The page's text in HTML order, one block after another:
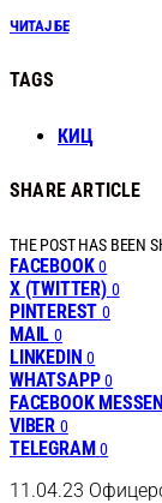
ЧИТАЈ БЕ
TAGS
КИЦ
SHARE ARTICLE
THE POST HAS BEEN
FACEBOOK 0
X (TWITTER) 0
PINTEREST 0
MAIL 0
LINKEDIN 0
WHATSAPP 0
FACEBOOK
VIBER 0
TELEGRAM 0
11.04.23